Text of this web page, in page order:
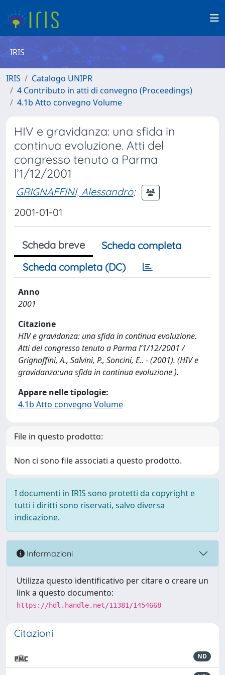
IRIS
IRIS
Catalogo UNIPR
4 Contributo in atti di convegno (Proceedings)
4.1b Atto convegno Volume
HIV e gravidanza: una sfida in
continua evoluzione. Atti del
congresso tenuto a Parma
l’1/12/2001
GRIGNAFFINI, Alessandro;
2001-01-01
Scheda breve
Scheda completa
Scheda completa (DC)
Anno
2001
Citazione
HIV e gravidanza: una sfida in continua evoluzione.
Atti del congresso tenuto a Parma l’1/12/2001 /
Grignaffini, A., Salvini, P., Soncini, E.. - (2001). (HIV e
gravidanza:una sfida in continua evoluzione ).
Appare nelle tipologie:
4.1b Atto convegno Volume
File in questo prodotto:
Non ci sono file associati a questo prodotto.
I documenti in IRIS sono protetti da copyright e
tutti i diritti sono riservati, salvo diversa
indicazione.
Informazioni
Utilizza questo identificativo per citare o creare un
link a questo documento:
https://hdl.handle.net/11381/1454668
Citazioni
ND